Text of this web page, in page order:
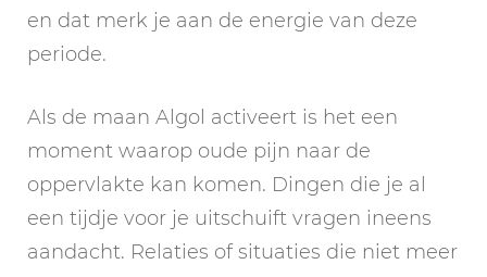
en dat merk je aan de energie van deze
periode.
Als de maan Algol activeert is het een
moment waarop oude pijn naar de
oppervlakte kan komen. Dingen die je al
een tijdje voor je uitschuift vragen ineens
aandacht. Relaties of situaties die niet meer